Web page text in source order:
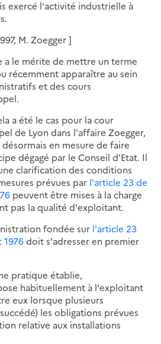
exercé l'activité industrielle à
M. Zoegger ]
a le mérite de mettre un terme
récemment apparaître au sein
et des cours
a été le cas pour la cour
de Lyon dans l'affaire Zoegger,
en mesure de faire
dégagé par le Conseil d'Etat. Il
clarification des conditions
prévues par l'article 23 de
peuvent être mises à la charge
pas la qualité d'exploitant.
fondée sur l'article 23
1976doit s'adresser en premier
pratique établie,
habituellement à l'exploitant
eux lorsque plusieurs
les obligations prévues
relative aux installations